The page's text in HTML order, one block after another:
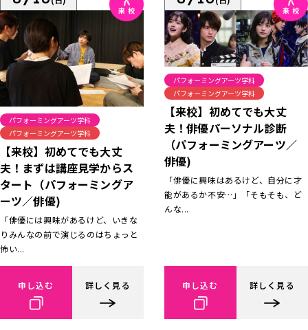
パフォーミングアーツ学科
パフォーミングアーツ学科
【来校】初めてでも大丈
夫！まずは講座見学からス
タート（パフォーミングア
ーツ／俳優)
「俳優には興味があるけど、いきな
りみんなの前で演じるのはちょっと
怖い...
申し込む 詳しく見る
パフォーミングアーツ学科
パフォーミングアーツ学科
【来校】初めてでも大丈
夫！俳優パーソナル診断
（パフォーミングアーツ／
俳優)
「俳優に興味はあるけど、自分に才
能があるか不安…」「そもそも、ど
んな...
申し込む 詳しく見る